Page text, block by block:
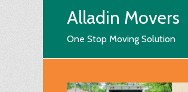
Alladin Movers
One Stop Moving Solution